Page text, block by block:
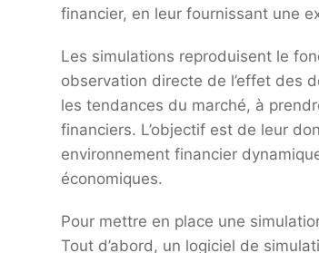
financier, en leur fournissant une
Les simulations reproduisent le
observation directe de l’effet des
les tendances du marché, à
financiers. L’objectif est de leur
environnement financier
économiques.
Pour mettre en place une
Tout d’abord, un logiciel de